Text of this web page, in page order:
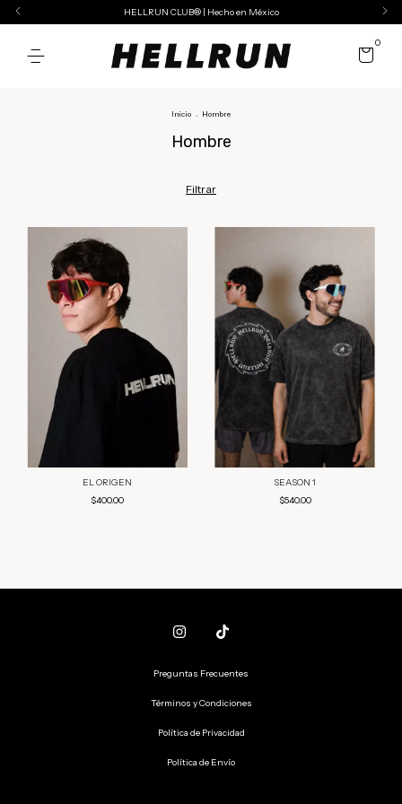
HELLRUN CLUB® | Hecho en México
0
Inicio Hombre
Hombre
Filtrar
EL ORIGEN
$400.00
SEASON 1
$540.00
Preguntas Frecuentes
Términos y Condiciones
Política de Privacidad
Política de Envío